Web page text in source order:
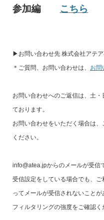
参加編 こちら
▶︎お問い合わせ先 株式会社アテ
＊ご質問、お問い合わせは、 お問
お問い合わせへのご返信は、土
ております。
お問い合わせをいただく場合は
ください。
info@atea.jpからのメールが受信
受信設定をしている場合でも、
ってメールが受信されないことが
フィルタリングの強度をご確認く